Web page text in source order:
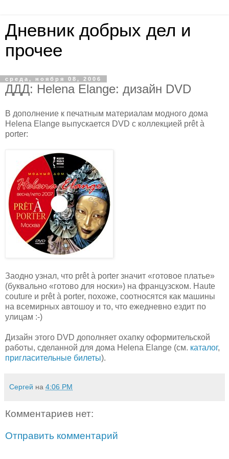
Дневник добрых дел и
прочее
среда, ноября 08, 2006
ДДД: Helena Elange: дизайн DVD
В дополнение к печатным материалам модного дома
Helena Elange выпускается DVD с коллекцией prêt à
porter:
Заодно узнал, что prêt à porter значит «готовое платье»
(буквально «готово для носки») на французском. Haute
couture и prêt à porter, похоже, соотносятся как машины
на всемирных автошоу и то, что ежедневно ездит по
улицам :-)
Дизайн этого DVD дополняет охапку оформительской
работы, сделанной для дома Helena Elange (см. каталог,
пригласительные билеты).
Сергей на 4:06 PM
Комментариев нет:
Отправить комментарий